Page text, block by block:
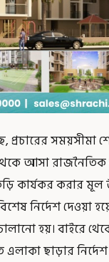
সময়সীমা
আসা
করার মূল
নির্দেশ দেওয়া
হয়। বাইরে
ছাড়ার